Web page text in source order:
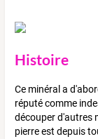
Histoire
Ce minéral a
réputé comme
découper d'autres
pierre est depuis